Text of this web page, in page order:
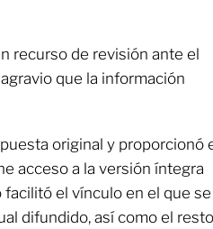
recurso de revisión ante el
que la información
original y proporcionó
acceso a la versión íntegra
el vínculo en el que se
difundido, así como el resto